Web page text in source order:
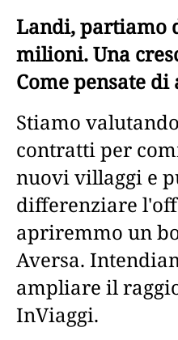
Landi, partiamo
milioni. Una
Come pensate
Stiamo
contratti per
nuovi villaggi e
differenziare
apriremmo un
Aversa.
ampliare il
InViaggi.